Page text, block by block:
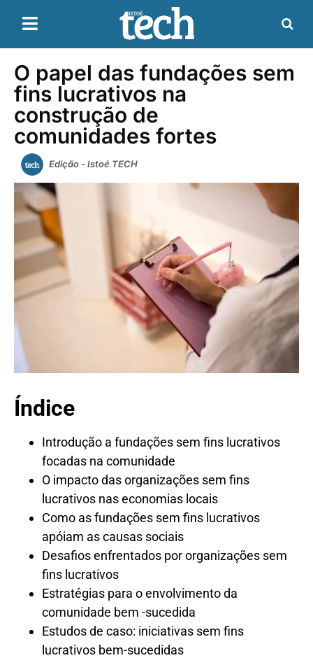
O papel das fundações sem
fins lucrativos na
construção de
comunidades fortes
Edição - Istoé TECH
Índice
Introdução a fundações sem fins lucrativos
focadas na comunidade
O impacto das organizações sem fins
lucrativos nas economias locais
Como as fundações sem fins lucrativos
apóiam as causas sociais
Desafios enfrentados por organizações sem
fins lucrativos
Estratégias para o envolvimento da
comunidade bem -sucedida
Estudos de caso: iniciativas sem fins
lucrativos bem-sucedidas